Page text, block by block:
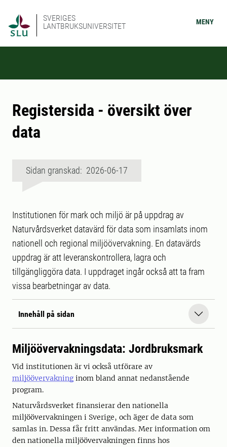
SVERIGES
LANTBRUKSUNIVERSITET
MENY
Registersida - översikt över
data
Sidan granskad: 2026-06-17
Institutionen för mark och miljö är på uppdrag av
Naturvårdsverket datavärd för data som insamlats inom
nationell och regional miljöövervakning. En datavärds
uppdrag är att leveranskontrollera, lagra och
tillgängliggöra data. I uppdraget ingår också att ta fram
vissa bearbetningar av data.
Innehåll på sidan
Miljöövervakningsdata: Jordbruksmark
Vid institutionen är vi också utförare av
miljöövervakninginom bland annat nedanstående
program.
Naturvårdsverket finansierar den nationella
miljöövervakningen i Sverige, och äger de data som
samlas in. Dessa får fritt användas. Mer information om
den nationella miljöövervakningen finns hos